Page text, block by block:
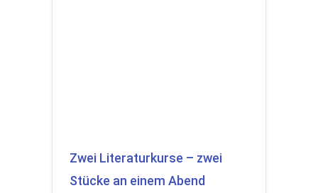
Zwei Literaturkurse – zwei
Stücke an einem Abend